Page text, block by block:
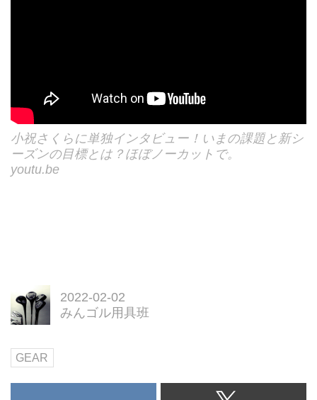
小祝さくらに単独インタビュー！いまの課題と新シ
ーズンの目標とは？ほぼノーカットで。
youtu.be
2022-02-02
みんゴル用具班
GEAR